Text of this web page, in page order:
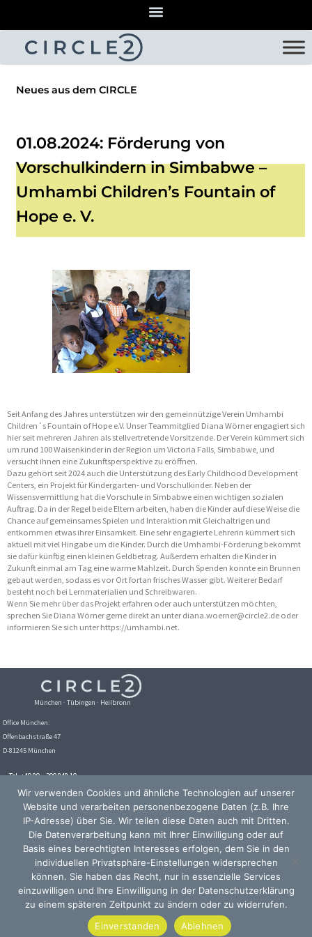
Neues aus dem CIRCLE
01.08.2024: Förderung von
Vorschulkindern in Simbabwe –
Umhambi Children’s Fountain of
Hope e. V.
Seit Anfang des Jahres unterstützen wir den gemeinnützige Verein Umhambi
Children´s Fountain of Hope e.V. Unser Teammitglied Diana Wörner engagiert sich
hier seit mehreren Jahren als stellvertretende Vorsitzende. Der Verein kümmert sich
um rund 100 Waisenkinder in der Region um Victoria Falls, Simbabwe, und
versucht ihnen eine Zukunftsperspektive zu eröffnen.
Dazu gehört seit 2024 auch die Unterstützung des Early Childhood Development
Centers, ein Projekt für Kindergarten- und Vorschulkinder. Neben der
Wissensvermittlung hat die Vorschule in Simbabwe einen wichtigen sozialen
Auftrag. Da in der Regel beide Eltern arbeiten, haben die Kinder auf diese Weise die
Chance auf gemeinsames Spielen und Interaktion mit Gleichaltrigen und
entkommen etwas ihrer Einsamkeit. Eine sehr engagierte Lehrerin kümmert sich
aktuell mit viel Hingabe um die Kinder. Durch die Umhambi-Förderung bekommt
sie dafür künftig einen kleinen Geldbetrag. Außerdem erhalten die Kinder in
Zukunft einmal am Tag eine warme Mahlzeit. Durch Spenden konnte ein Brunnen
gebaut werden, sodass es vor Ort fortan frisches Wasser gibt. Weiterer Bedarf
besteht noch bei Lernmaterialien und Schreibwaren.
Wenn Sie mehr über das Projekt erfahren oder auch unterstützen möchten,
sprechen Sie Diana Wörner gerne direkt an unter diana.woerner@circle2.de oder
informieren Sie sich unter https://umhambi.net.
München · Tübingen · Heilbronn
Office München:
Offenbachstraße 47
D-81245 München
Tel. +49 89 – 209 848 10
Email: info@circle2.de
Impressum Datenschutz
Wir verwenden Cookies und ähnliche Technologien auf unserer
Website und verarbeiten personenbezogene Daten (z.B. Ihre
IP-Adresse) über Sie. Wir teilen diese Daten auch mit Dritten.
Die Datenverarbeitung kann mit Ihrer Einwilligung oder auf
Basis eines berechtigten Interesses erfolgen, dem Sie in den
individuellen Privatsphäre-Einstellungen widersprechen
können. Sie haben das Recht, nur in essenzielle Services
einzuwilligen und Ihre Einwilligung in der Datenschutzerklärung
zu einem späteren Zeitpunkt zu ändern oder zu widerrufen.
Einverstanden
Ablehnen